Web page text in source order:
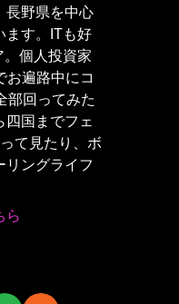
長野県を中心
ます。ITも好
。個人投資家
お遍路中にコ
部回ってみた
四国までフェ
て見たり、ボ
リングライフ
ら